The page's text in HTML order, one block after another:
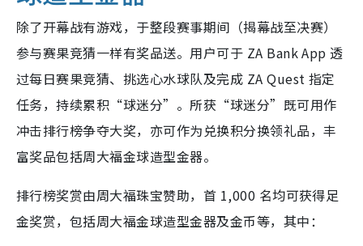
除了开幕战有游戏，于整段赛事期间（揭幕战至决赛）
参与赛果竞猜一样有奖品送。用户可于 ZA Bank App 透
过每日赛果竞猜、挑选心水球队及完成 ZA Quest 指定
任务，持续累积“球迷分”。所获“球迷分”既可用作
冲击排行榜争夺大奖，亦可作为兑换积分换领礼品，丰
富奖品包括周大福金球造型金器。
排行榜奖赏由周大福珠宝赞助，首 1,000 名均可获得足
金奖赏，包括周大福金球造型金器及金币等，其中：